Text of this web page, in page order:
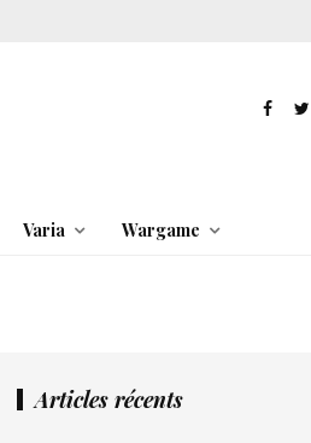
Varia Wargame
Articles récents